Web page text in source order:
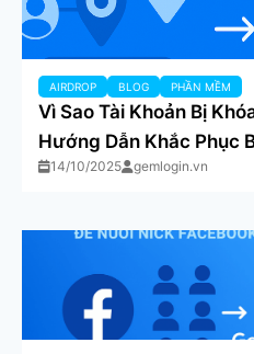
AIRDROP BLOG PHẦN MỀM
Vì Sao Tài Khoản Bị
Hướng Dẫn Khắc Phục
14/10/2025 gemlogin.vn